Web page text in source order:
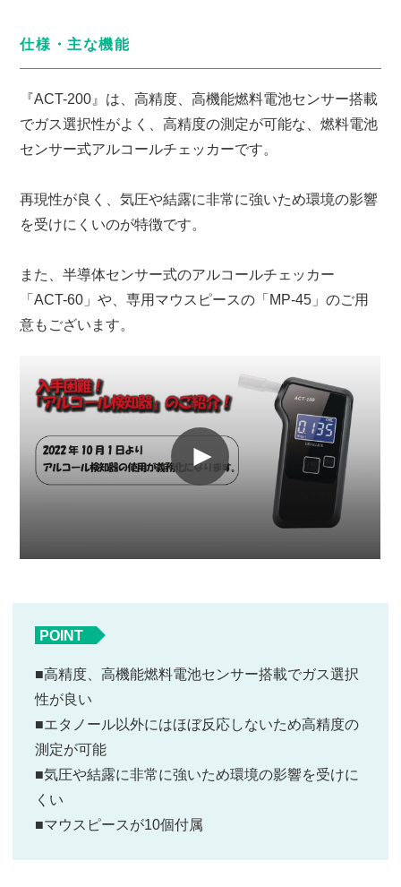
仕様・主な機能
『ACT-200』は、高精度、高機能燃料電池センサー搭載
でガス選択性がよく、高精度の測定が可能な、燃料電池
センサー式アルコールチェッカーです。
再現性が良く、気圧や結露に非常に強いため環境の影響
を受けにくいのが特徴です。
また、半導体センサー式のアルコールチェッカー
「ACT-60」や、専用マウスピースの「MP-45」のご用
意もございます。
POINT
■高精度、高機能燃料電池センサー搭載でガス選択
性が良い
■エタノール以外にはほぼ反応しないため高精度の
測定が可能
■気圧や結露に非常に強いため環境の影響を受けに
くい
■マウスピースが10個付属